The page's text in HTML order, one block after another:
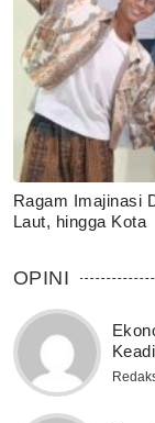
Ragam Imajinasi
Laut, hingga Kota
OPINI